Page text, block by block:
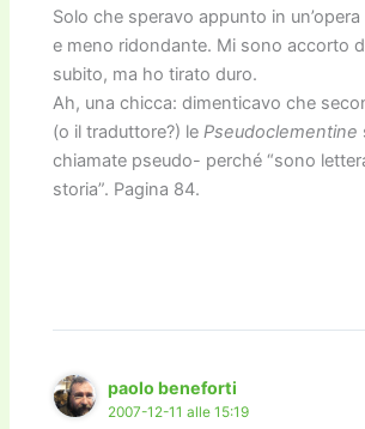
Solo che speravo appunto in
e meno ridondante. Mi sono accorto
subito, ma ho tirato duro.
Ah, una chicca: dimenticavo che
(o il traduttore?) le Pseudoclementine
chiamate pseudo- perché “sono
storia”. Pagina 84.
paolo beneforti
2007-12-11 alle 15:19